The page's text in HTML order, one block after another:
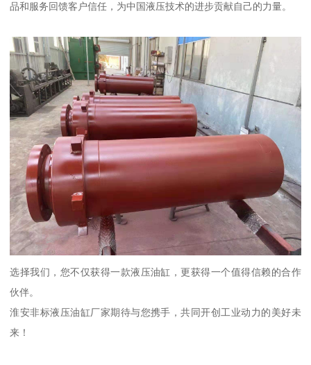
品和服务回馈客户信任，为中国液压技术的进步贡献自己的力量。
选择我们，您不仅获得一款液压油缸，更获得一个值得信赖的合作
伙伴。
淮安非标液压油缸厂家期待与您携手，共同开创工业动力的美好未
来！